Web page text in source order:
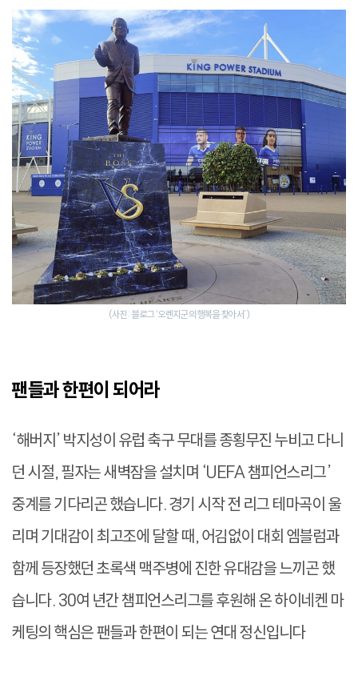
(사진: 블로그 ‘오렌지군의 행복을 찾아서’)
팬들과 한편이 되어라
‘해버지’ 박지성이 유럽 축구 무대를 종횡무진 누비고 다니
던 시절, 필자는 새벽잠을 설치며 ‘UEFA 챔피언스리그’
중계를 기다리곤 했습니다. 경기 시작 전 리그 테마곡이 울
리며 기대감이 최고조에 달할 때, 어김없이 대회 엠블럼과
함께 등장했던 초록색 맥주병에 진한 유대감을 느끼곤 했
습니다. 30여 년간 챔피언스리그를 후원해 온 하이네켄 마
케팅의 핵심은 팬들과 한편이 되는 연대 정신입니다